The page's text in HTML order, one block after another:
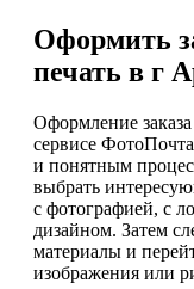
Оформить
печать в г
Оформление
сервисе
и понятным
выбрать
с фотографией, с
дизайном. Затем
материалы и
изображения или